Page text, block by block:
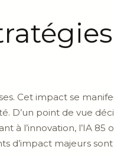
Cet impact se
point de vue
à l’innovation, l’IA 85
d’impact majeurs sont